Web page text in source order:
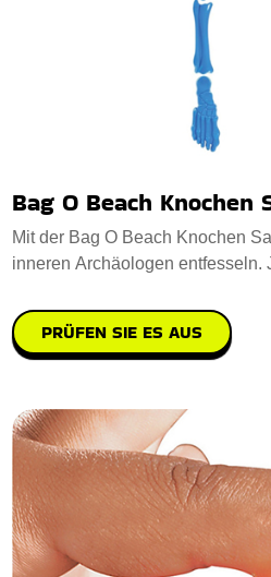
Bag O Beach Knochen
Mit der Bag O Beach Knochen
inneren Archäologen entfesseln.
PRÜFEN SIE ES AUS